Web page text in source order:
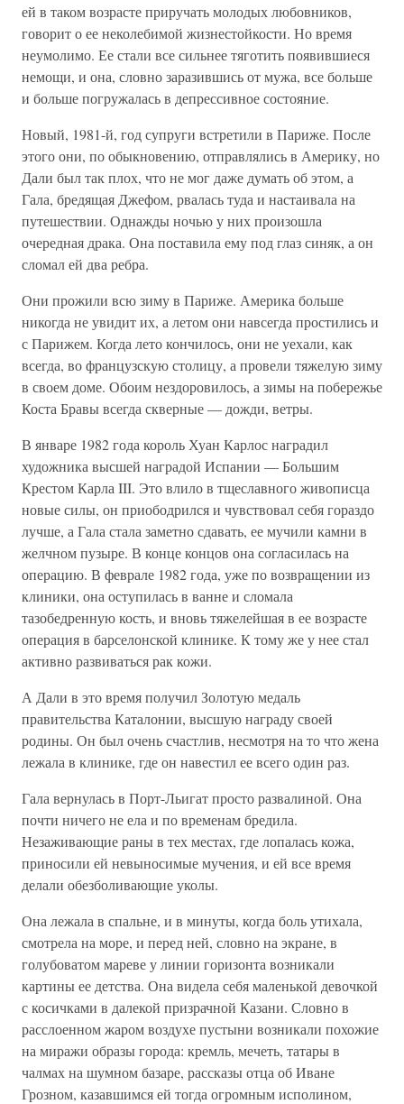
ей в таком возрасте приручать молодых любовников,
говорит о ее неколебимой жизнестойкости. Но время
неумолимо. Ее стали все сильнее тяготить появившиеся
немощи, и она, словно заразившись от мужа, все больше
и больше погружалась в депрессивное состояние.
Новый, 1981-й, год супруги встретили в Париже. После
этого они, по обыкновению, отправлялись в Америку, но
Дали был так плох, что не мог даже думать об этом, а
Гала, бредящая Джефом, рвалась туда и настаивала на
путешествии. Однажды ночью у них произошла
очередная драка. Она поставила ему под глаз синяк, а он
сломал ей два ребра.
Они прожили всю зиму в Париже. Америка больше
никогда не увидит их, а летом они навсегда простились и
с Парижем. Когда лето кончилось, они не уехали, как
всегда, во французскую столицу, а провели тяжелую зиму
в своем доме. Обоим нездоровилось, а зимы на побережье
Коста Бравы всегда скверные — дожди, ветры.
В январе 1982 года король Хуан Карлос наградил
художника высшей наградой Испании — Большим
Крестом Карла III. Это влило в тщеславного живописца
новые силы, он приободрился и чувствовал себя гораздо
лучше, а Гала стала заметно сдавать, ее мучили камни в
желчном пузыре. В конце концов она согласилась на
операцию. В феврале 1982 года, уже по возвращении из
клиники, она оступилась в ванне и сломала
тазобедренную кость, и вновь тяжелейшая в ее возрасте
операция в барселонской клинике. К тому же у нее стал
активно развиваться рак кожи.
А Дали в это время получил Золотую медаль
правительства Каталонии, высшую награду своей
родины. Он был очень счастлив, несмотря на то что жена
лежала в клинике, где он навестил ее всего один раз.
Гала вернулась в Порт-Льигат просто развалиной. Она
почти ничего не ела и по временам бредила.
Незаживающие раны в тех местах, где лопалась кожа,
приносили ей невыносимые мучения, и ей все время
делали обезболивающие уколы.
Она лежала в спальне, и в минуты, когда боль утихала,
смотрела на море, и перед ней, словно на экране, в
голубоватом мареве у линии горизонта возникали
картины ее детства. Она видела себя маленькой девочкой
с косичками в далекой призрачной Казани. Словно в
расслоенном жаром воздухе пустыни возникали похожие
на миражи образы города: кремль, мечеть, татары в
чалмах на шумном базаре, рассказы отца об Иване
Грозном, казавшимся ей тогда огромным исполином,